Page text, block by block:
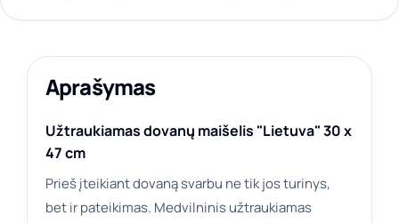
Aprašymas
Užtraukiamas dovanų maišelis "Lietuva" 30 x
47 cm
Prieš įteikiant dovaną svarbu ne tik jos turinys,
bet ir pateikimas. Medvilninis užtraukiamas